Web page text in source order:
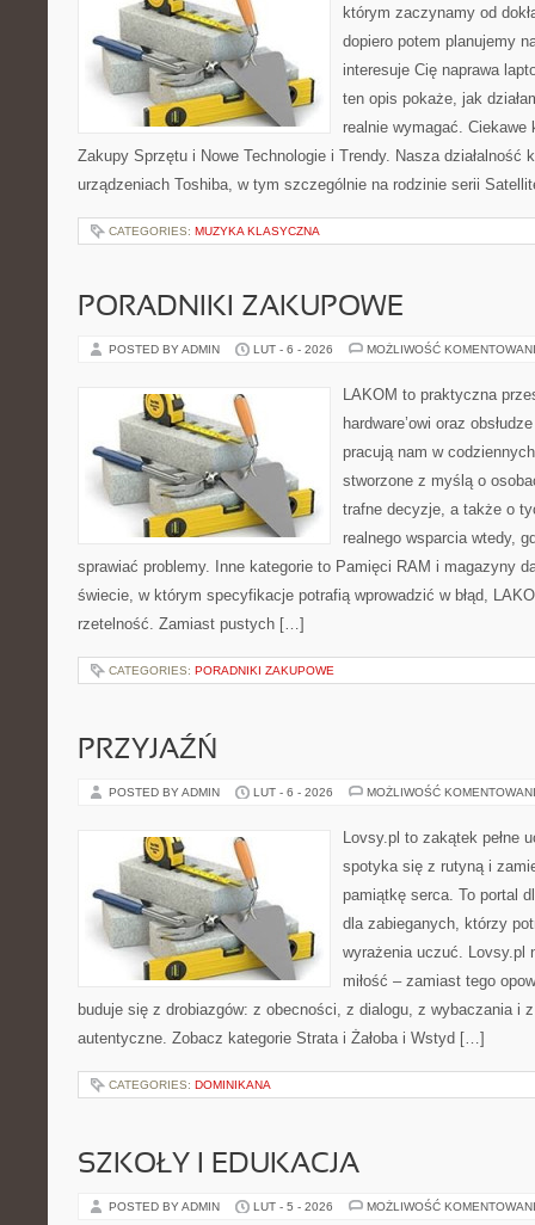
którym zaczynamy od
dopiero potem planujemy
interesuje Cię naprawa
ten opis pokaże, jak
realnie wymagać. Ciekawe
Zakupy Sprzętu i Nowe Technologie i Trendy. Nasza działalność
urządzeniach Toshiba, w tym szczególnie na rodzinie serii
CATEGORIES: MUZYKA KLASYCZNA
PORADNIKI ZAKUPOWE
POSTED BY ADMIN LUT - 6 - 2026 MOŻLIWOŚĆ
LAKOM to praktyczna
hardware’owi oraz
pracują nam w
stworzone z myślą o
trafne decyzje, a także o
realnego wsparcia wtedy,
sprawiać problemy. Inne kategorie to Pamięci RAM i magazyny
świecie, w którym specyfikacje potrafią wprowadzić w błąd,
rzetelność. Zamiast pustych […]
CATEGORIES: PORADNIKI ZAKUPOWE
PRZYJAŹŃ
POSTED BY ADMIN LUT - 6 - 2026 MOŻLIWOŚĆ
Lovsy.pl to zakątek pełne
spotyka się z rutyną i
pamiątkę serca. To portal
dla zabieganych, którzy
wyrażenia uczuć. Lovsy.pl
miłość – zamiast tego
buduje się z drobiazgów: z obecności, z dialogu, z wybaczania i
autentyczne. Zobacz kategorie Strata i Żałoba i Wstyd […]
CATEGORIES: DOMINIKANA
SZKOŁY I EDUKACJA
POSTED BY ADMIN LUT - 5 - 2026 MOŻLIWOŚĆ